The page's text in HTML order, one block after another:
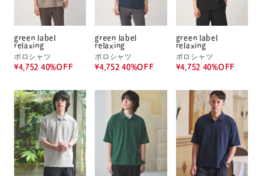
green label
relaxing
ポロシャツ
¥4,752 40%OFF
green label
relaxing
ポロシャツ
¥4,752 40%OFF
green label
relaxing
ポロシャツ
¥4,752 40%OFF